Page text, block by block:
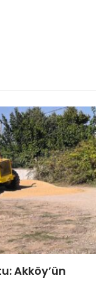
Akköy’ün